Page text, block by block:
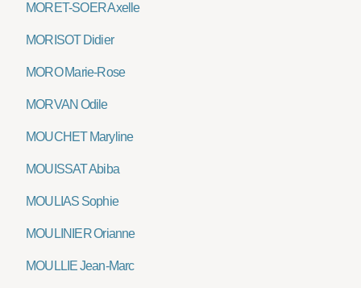
MORET-SOER Axelle
MORISOT Didier
MORO Marie-Rose
MORVAN Odile
MOUCHET Maryline
MOUISSAT Abiba
MOULIAS Sophie
MOULINIER Orianne
MOULLIE Jean-Marc